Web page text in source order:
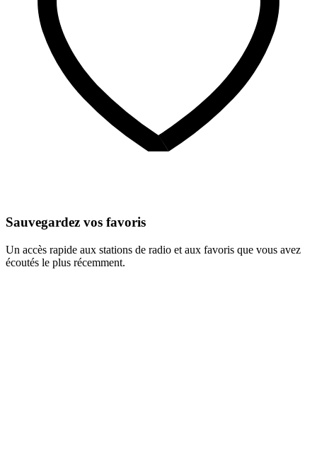
Sauvegardez vos favoris
Un accès rapide aux stations de radio et aux favoris que vous avez
écoutés le plus récemment.